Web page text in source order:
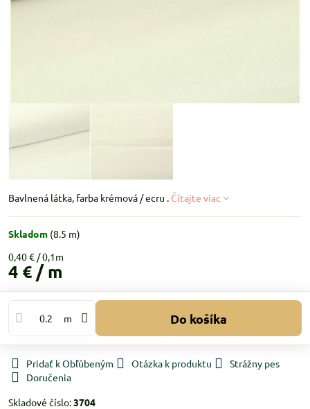
Bavlnená látka, farba krémová / ecru . Čítajte viac
Skladom (8.5 m)
0,40 €
4 € / m
m Do košíka
Pridať k Obľúbeným Otázka k produktu
Strážny pes
Doručenia
Skladové číslo:3704